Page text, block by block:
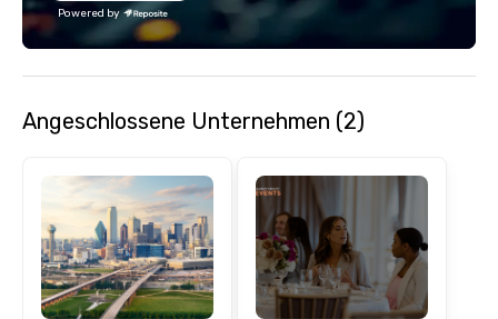
engaging information
dining experience
team building. All-Inclusive Group
Dining When meeting
corporate group
Smacking Foodie
group is assured a
experience with three
Powered by
Angeschlossene Unternehmen (2)